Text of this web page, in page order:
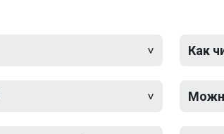
Как